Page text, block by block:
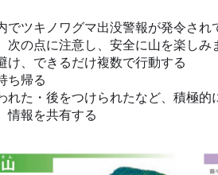
でツキノワグマ出没警報が発令され
次の点に注意し、安全に山を楽しみ
け、できるだけ複数で行動する
ち帰る
れた・後をつけられたなど、積極
情報を共有する